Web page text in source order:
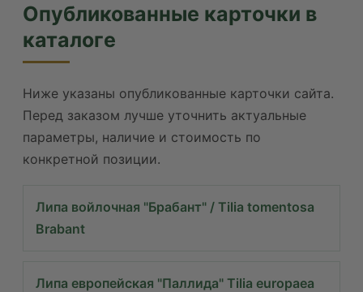
Опубликованные карточки в
каталоге
Ниже указаны опубликованные карточки сайта.
Перед заказом лучше уточнить актуальные
параметры, наличие и стоимость по
конкретной позиции.
Липа войлочная "Брабант" / Tilia tomentosa
Brabant
Липа европейская "Паллида" Tilia europaea